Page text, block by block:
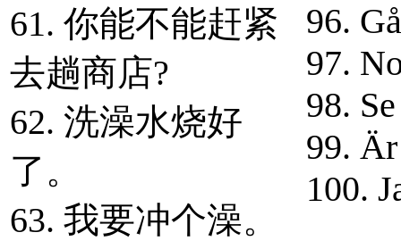
61. 你能不能赶紧
去趟商店?
62. 洗澡水烧好
了。
63. 我要冲个澡。
96.
97.
98.
99.
100.